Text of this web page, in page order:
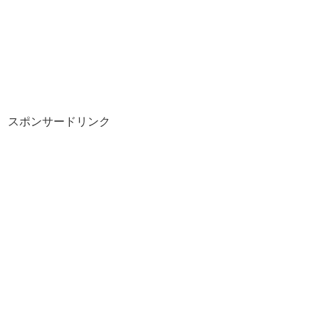
スポンサードリンク